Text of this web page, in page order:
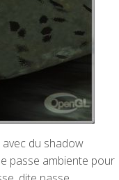
du shadow
passe ambiente pour